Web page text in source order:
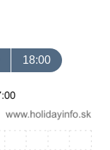
18:00